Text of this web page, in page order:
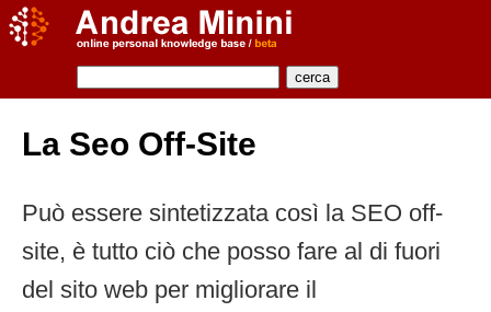
La Seo Off-Site
Può essere sintetizzata così la SEO off-
site, è tutto ciò che posso fare al di fuori
del sito web per migliorare il